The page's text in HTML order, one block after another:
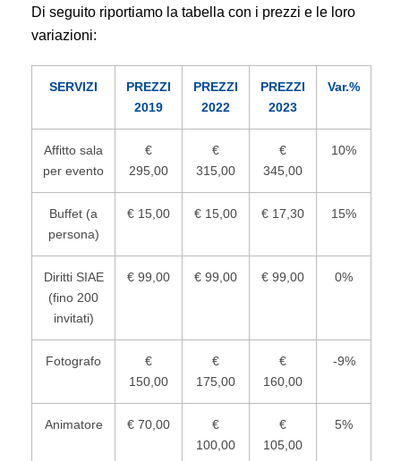
Di seguito riportiamo la tabella con i prezzi e le loro
variazioni:
SERVIZI
PREZZI
2019
PREZZI
2022
PREZZI
2023
Var.%
Affitto sala
per evento
€
295,00
€
315,00
€
345,00
10%
Buffet (a
persona)
€ 15,00 € 15,00 € 17,30 15%
Diritti SIAE
(fino 200
invitati)
€ 99,00 € 99,00 € 99,00 0%
Fotografo
€
150,00
€
175,00
€
160,00
-9%
Animatore € 70,00
€
100,00
€
105,00
5%